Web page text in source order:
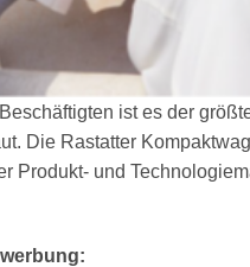
ist es der
Die Rastatter
und